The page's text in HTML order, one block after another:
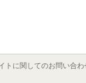
トに関してのお問い合